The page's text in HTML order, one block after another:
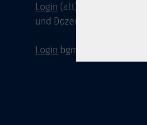
Login (alt) für Dozentinnen
und Dozenten
Login bgm-cloud